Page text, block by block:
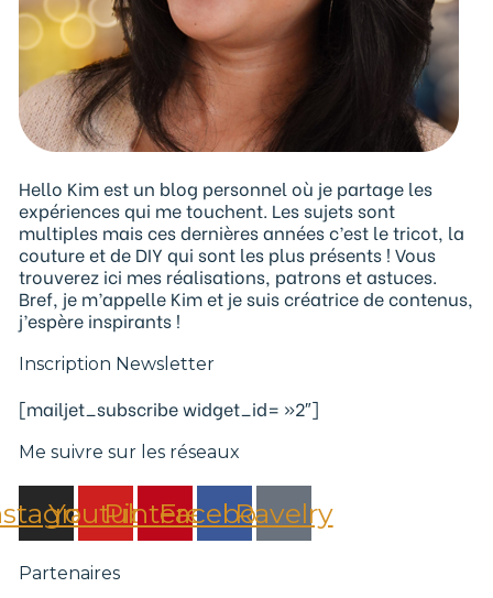
Hello Kim est un blog personnel où je partage les
expériences qui me touchent. Les sujets sont
multiples mais ces dernières années c’est le tricot, la
couture et de DIY qui sont les plus présents ! Vous
trouverez ici mes réalisations, patrons et astuces.
Bref, je m’appelle Kim et je suis créatrice de contenus,
j’espère inspirants !
Inscription Newsletter
[mailjet_subscribe widget_id= »2″]
Me suivre sur les réseaux
YoutubePinterest
Facebook
Ravelry
Partenaires